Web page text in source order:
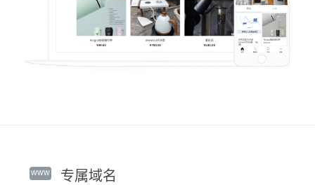
www 专属域名